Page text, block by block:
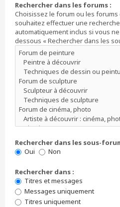
Rechercher dans les forums :
Choisissez le forum ou les forums
souhaitez effectuer une
automatiquement inclus si vous
dessous « Rechercher dans les
Rechercher dans les sous-
Oui
Non
Rechercher dans :
Titres et messages
Messages uniquement
Titres uniquement